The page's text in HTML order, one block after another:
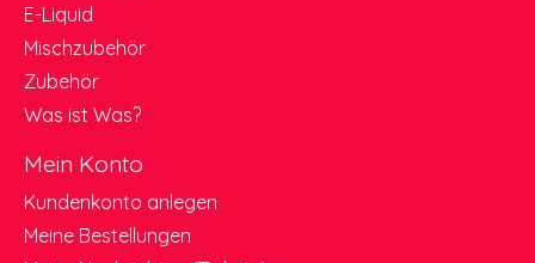
E-Liquid
Mischzubehör
Zubehör
Was ist Was?
Mein Konto
Kundenkonto anlegen
Meine Bestellungen